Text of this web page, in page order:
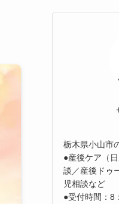
栃木県小山市
●産後ケア（
談／産後ドゥ
児相談など
●受付時間：8